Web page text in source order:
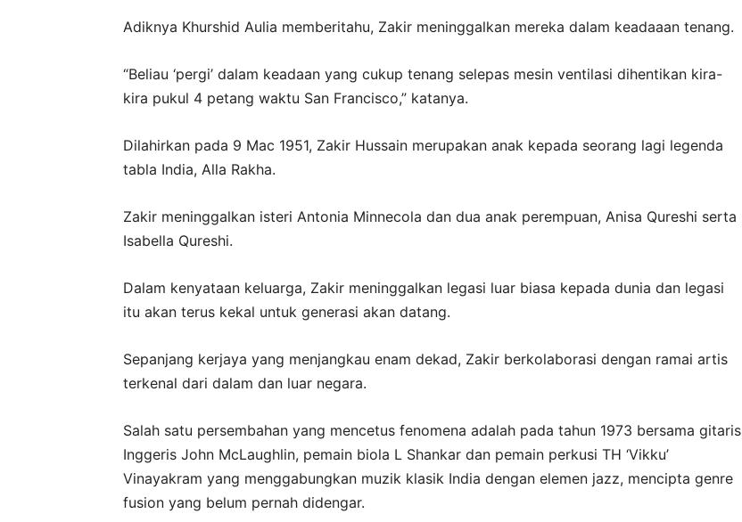
Adiknya Khurshid Aulia memberitahu, Zakir meninggalkan mereka dalam keadaaan tenang.
“Beliau ‘pergi’ dalam keadaan yang cukup tenang selepas mesin ventilasi dihentikan kira-
kira pukul 4 petang waktu San Francisco,” katanya.
Dilahirkan pada 9 Mac 1951, Zakir Hussain merupakan anak kepada seorang lagi legenda
tabla India, Alla Rakha.
Zakir meninggalkan isteri Antonia Minnecola dan dua anak perempuan, Anisa Qureshi serta
Isabella Qureshi.
Dalam kenyataan keluarga, Zakir meninggalkan legasi luar biasa kepada dunia dan legasi
itu akan terus kekal untuk generasi akan datang.
Sepanjang kerjaya yang menjangkau enam dekad, Zakir berkolaborasi dengan ramai artis
terkenal dari dalam dan luar negara.
Salah satu persembahan yang mencetus fenomena adalah pada tahun 1973 bersama gitaris
Inggeris John McLaughlin, pemain biola L Shankar dan pemain perkusi TH ‘Vikku’
Vinayakram yang menggabungkan muzik klasik India dengan elemen jazz, mencipta genre
fusion yang belum pernah didengar.